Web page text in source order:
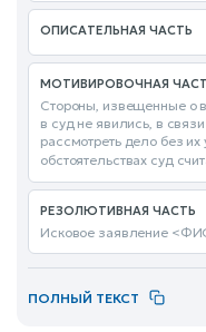
ОПИСАТЕЛЬНАЯ ЧАСТЬ
МОТИВИРОВОЧНАЯ
Стороны, извещенные о
в суд не явились, в
рассмотреть дело без
обстоятельствах суд
РЕЗОЛЮТИВНАЯ ЧАСТЬ
Исковое заявление
ПОЛНЫЙ ТЕКСТ